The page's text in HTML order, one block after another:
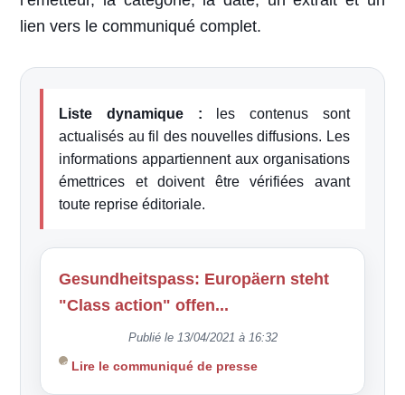
lien vers le communiqué complet.
Liste dynamique : les contenus sont
actualisés au fil des nouvelles diffusions. Les
informations appartiennent aux organisations
émettrices et doivent être vérifiées avant
toute reprise éditoriale.
Gesundheitspass: Europäern steht
"Class action" offen...
Publié le 13/04/2021 à 16:32
Lire le communiqué de presse